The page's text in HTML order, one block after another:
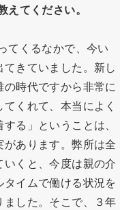
てください。
てくるなかで、今い
きていました。新し
時代ですから非常に
くれて、本当によく
る」ということは、
あります。弊所は全
くと、今度は親の介
イムで働ける状況を
した。そこで、３年